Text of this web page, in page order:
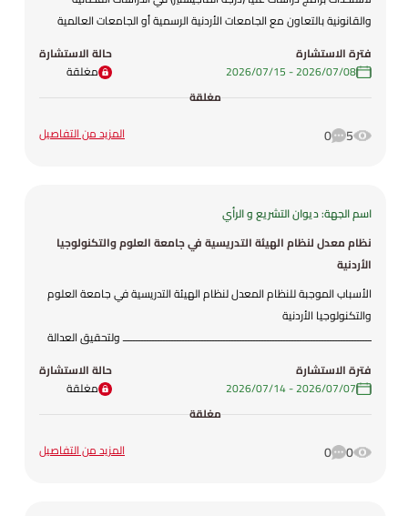
والقانونية بالتعاون مع الجامعات الأردنية الرسمية أو الجامعات العالمية
ولمأسسة الوضع القانوني للخريجين (المساعدين القضائيين) ضمن الهيكل
التنظيمي للمجلس القضائي بدلا من عقود شراء الخدمات ، ولتوحيد المعايير
التدريبية بين القضاء النظامي والعسكري والشرطي وتعزيز الشراكات
الإقليمية والدولية ، ولإصدار مجلة قانونية محكمة وفقا للمعايير الدولية
فترة الاستشارة
08‏/07‏/2026
-
15‏/07‏/2026
حالة الاستشارة
مغلقة
مغلقة
5
0 المزيد من التفاصيل
اسم الجهة: ديوان التشريع و الرأي
نظام معدل لنظام الهيئة التدريسية في جامعة العلوم والتكنولوجيا
الأردنية
الأسباب الموجبة للنظام المعدل لنظام الهيئة التدريسية في جامعة العلوم
والتكنولوجيا الأردنية
ـــــــــــــــــــــــــــــــــــــــــــــــــــــــــــــــــــــــــــــــــــــــــــ ولتحقيق العدالة
لأعضاء هيئة التدريس الحاصلين على إجازة تفرغ علمي . فقد تم وضع
فترة الاستشارة
07‏/07‏/2026
-
14‏/07‏/2026
حالة الاستشارة
مغلقة
مغلقة
0
0 المزيد من التفاصيل